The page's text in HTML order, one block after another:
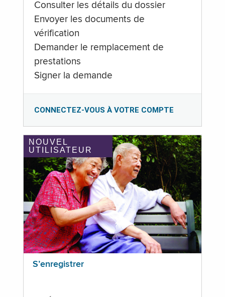
Consulter les détails du dossier
Envoyer les documents de
vérification
Demander le remplacement de
prestations
Signer la demande
CONNECTEZ-VOUS À VOTRE COMPTE
NOUVEL
UTILISATEUR
S’enregistrer